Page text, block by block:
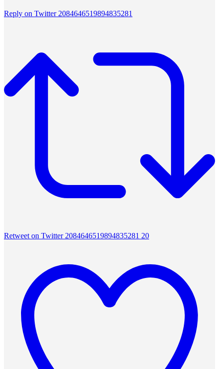
Reply on Twitter 2084646519894835281
Retweet on Twitter 2084646519894835281 20